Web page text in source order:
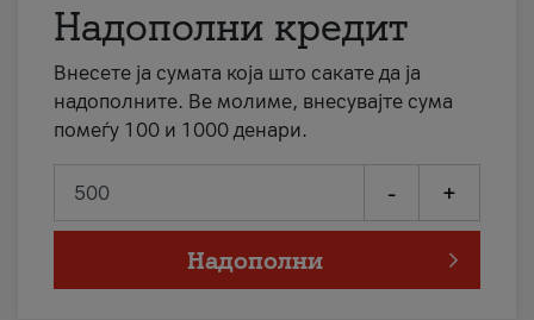
Надополни кредит
Внесете ја сумата која што сакате да ја
надополните. Ве молиме, внесувајте сума
помеѓу 100 и 1000 денари.
- +
Надополни